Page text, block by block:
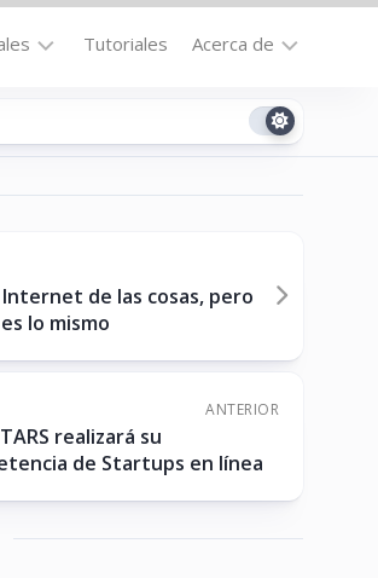
Tutoriales Acerca de
Contacto
Cookie
(US)
de las cosas, pero
lo mismo
ANTERIOR
realizará su
de Startups en línea